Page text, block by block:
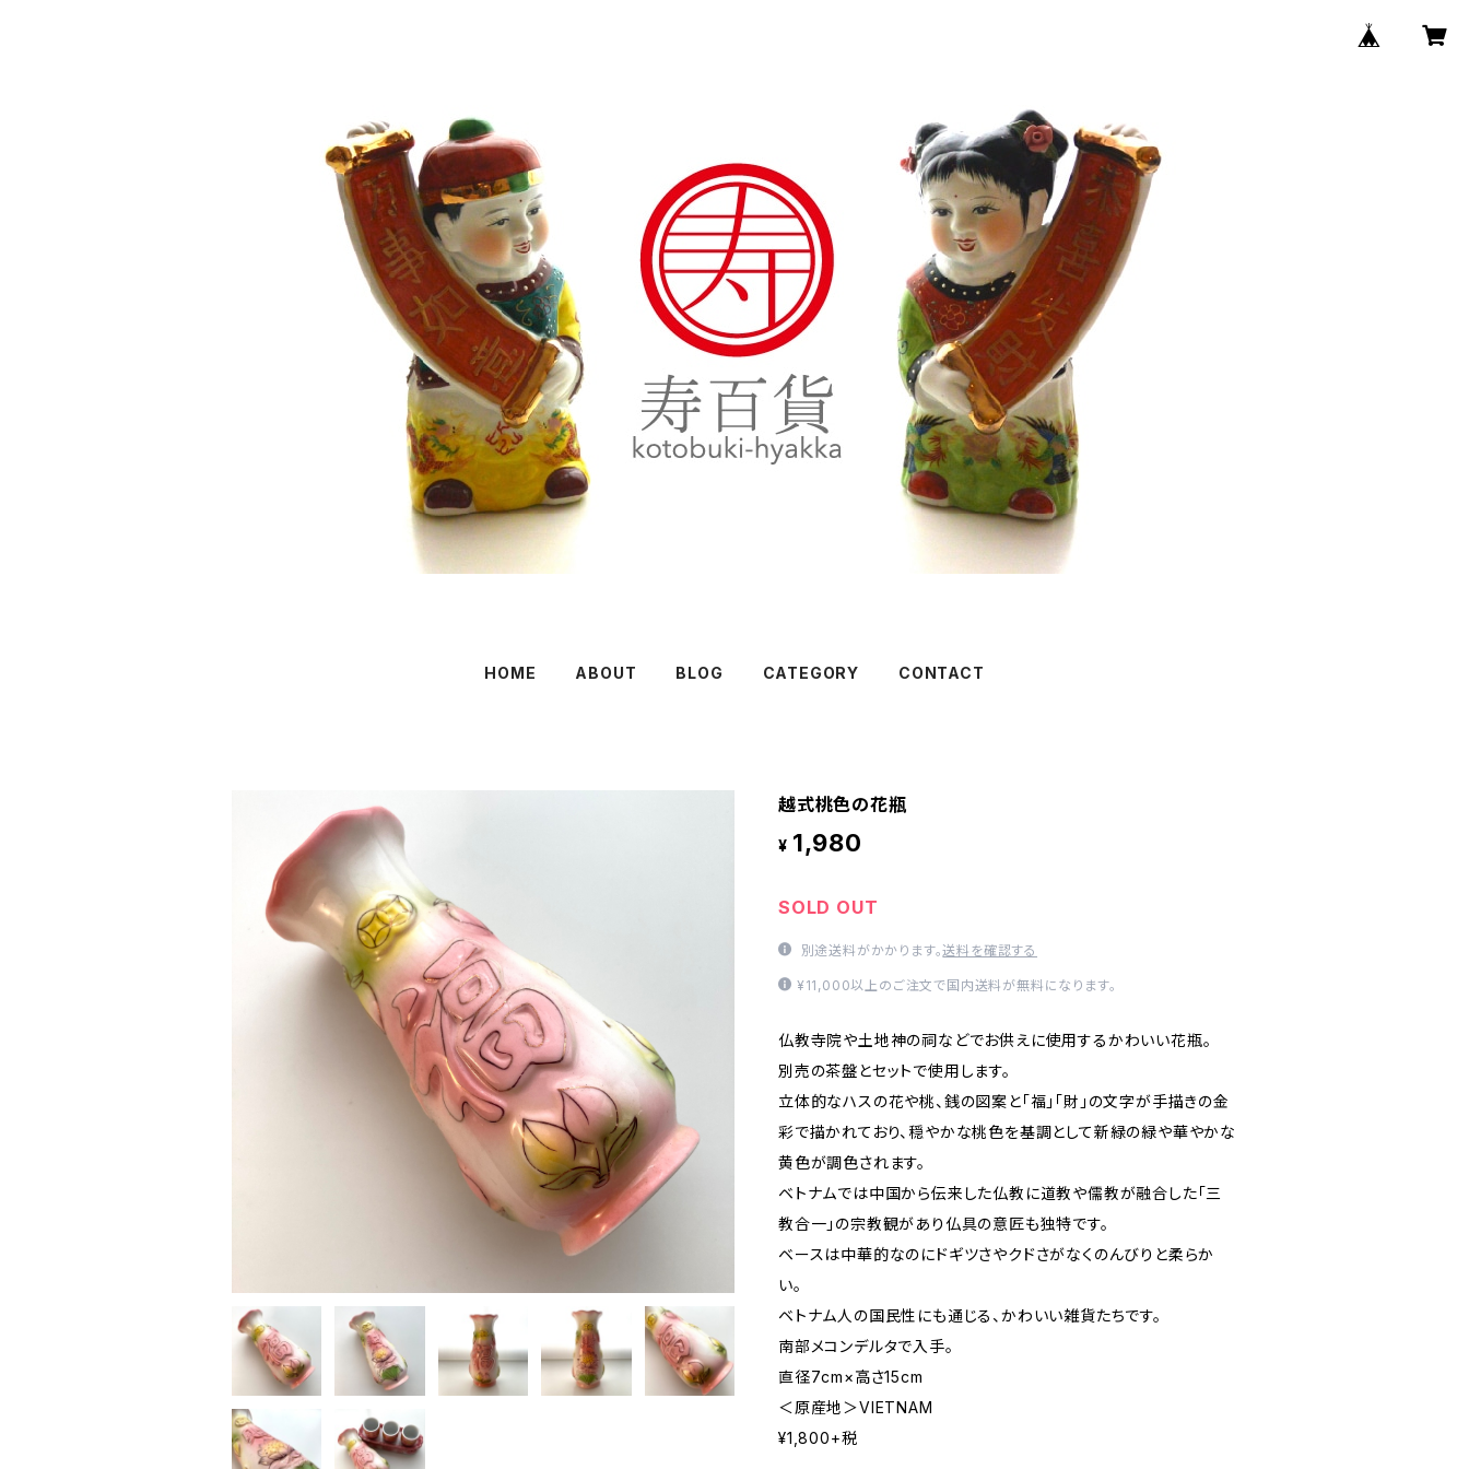
HOME ABOUT BLOG CATEGORY CONTACT
越式桃色の花瓶
¥ 1,980
SOLD OUT
別途送料がかかります。送料を確認する
¥11,000以上のご注文で国内送料が無料になります。
仏教寺院や土地神の祠などでお供えに使用するかわいい花瓶。
別売の茶盤とセットで使用します。
立体的なハスの花や桃、銭の図案と「福」「財」の文字が手描きの金
彩で描かれており、穏やかな桃色を基調として新緑の緑や華やかな
黄色が調色されます。
ベトナムでは中国から伝来した仏教に道教や儒教が融合した「三
教合一」の宗教観があり仏具の意匠も独特です。
ベースは中華的なのにドギツさやクドさがなくのんびりと柔らか
い。
ベトナム人の国民性にも通じる、かわいい雑貨たちです。
南部メコンデルタで入手。
直径7cm×高さ15cm
＜原産地＞VIETNAM
¥1,800+税